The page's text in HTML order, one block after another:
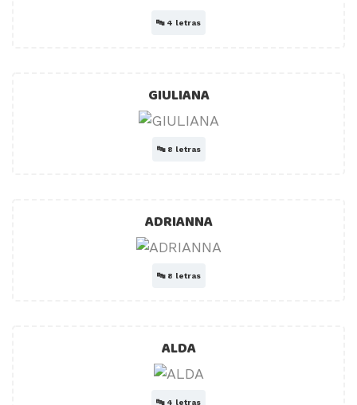
🔤 4 letras
GIULIANA
🔤 8 letras
ADRIANNA
🔤 8 letras
ALDA
🔤 4 letras